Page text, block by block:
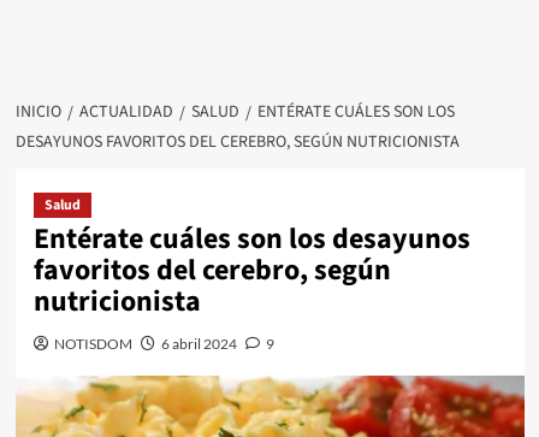
INICIO ACTUALIDAD SALUD
ENTÉRATE CUÁLES SON LOS
DESAYUNOS FAVORITOS DEL CEREBRO, SEGÚN NUTRICIONISTA
Salud
Entérate cuáles son los desayunos
favoritos del cerebro, según
nutricionista
NOTISDOM 6 abril 2024 9